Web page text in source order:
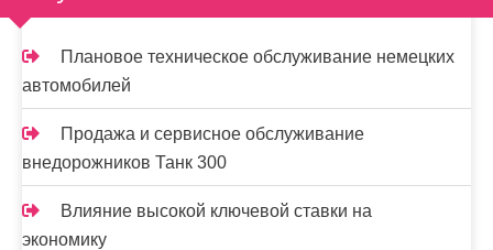
Плановое техническое обслуживание немецких
автомобилей
Продажа и сервисное обслуживание
внедорожников Танк 300
Влияние высокой ключевой ставки на
экономику